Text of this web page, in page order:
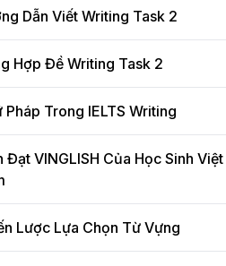
Dẫn Viết Writing Task 2
Hợp Đề Writing Task 2
Pháp Trong IELTS Writing
Đạt VINGLISH Của Học Sinh Việt
Lược Lựa Chọn Từ Vựng